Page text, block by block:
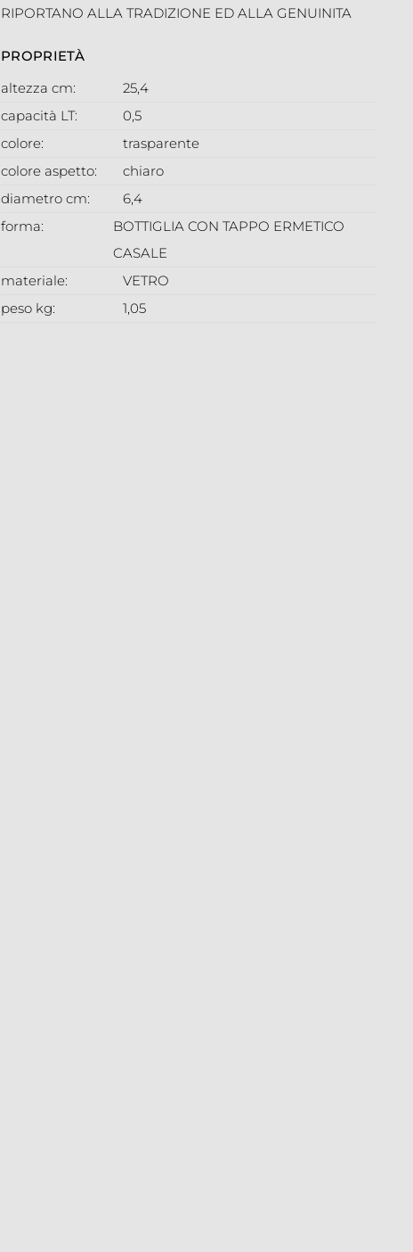
RIPORTANO ALLA TRADIZIONE ED ALLA GENUINITA
PROPRIETÀ
altezza cm:
25,4
capacità LT:
0,5
colore:
trasparente
colore aspetto:
chiaro
diametro cm:
6,4
forma:
BOTTIGLIA CON TAPPO ERMETICO
CASALE
materiale:
VETRO
peso kg:
1,05